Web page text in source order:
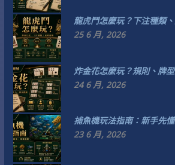
龍虎鬥怎麼玩？下注種類
25 6 月, 2026
炸金花怎麼玩？規則、牌
24 6 月, 2026
捕魚機玩法指南：新手先
23 6 月, 2026